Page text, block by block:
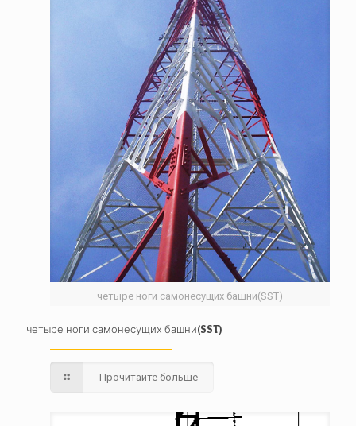
четыре ноги самонесущих башни(SST)
четыре ноги самонесущих башни(SST)
Прочитайте больше